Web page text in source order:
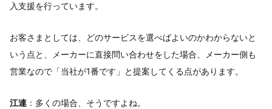
入支援を行っています。
お客さまとしては、どのサービスを選べばよいのかわからないと
いう点と、メーカーに直接問い合わせをした場合、メーカー側も
営業なので「当社が1番です」と提案してくる点があります。
江連 ：多くの場合、そうですよね。